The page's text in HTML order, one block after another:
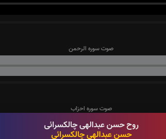
روح حسن عبدالهی چالکسرائی
حسن عبدالهی چالکسرائی
صوت سوره الرحمن
صوت سوره احزاب